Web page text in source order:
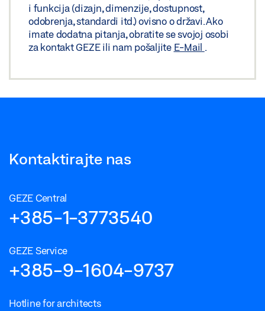
i funkcija (dizajn, dimenzije, dostupnost,
odobrenja, standardi itd.) ovisno o državi. Ako
imate dodatna pitanja, obratite se svojoj osobi
za kontakt GEZE ili nam pošaljite E-Mail .
Kontaktirajte nas
GEZE Central
+385-1-3773540
GEZE Service
+385-9-1604-9737
Hotline for architects